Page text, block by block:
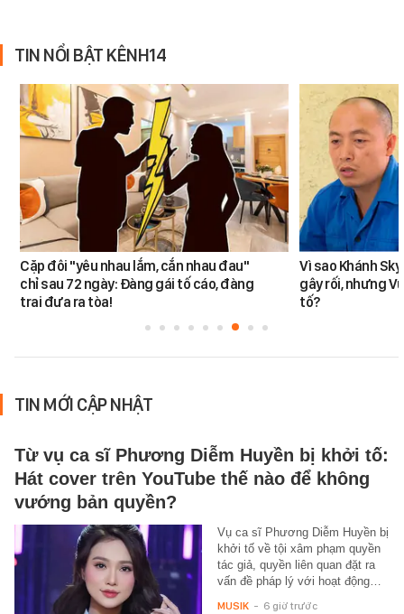
TIN NỔI BẬT KÊNH14
Cặp đôi "yêu nhau lắm, cắn nhau đau"
chỉ sau 72 ngày: Đàng gái tố cáo, đàng
trai đưa ra tòa!
Vì sao Khánh
gây rối, nhưng
tố?
TIN MỚI CẬP NHẬT
Từ vụ ca sĩ Phương Diễm Huyền bị khởi tố:
Hát cover trên YouTube thế nào để không
vướng bản quyền?
Vụ ca sĩ Phương Diễm Huyền bị
khởi tố về tội xâm phạm quyền
tác giả, quyền liên quan đặt ra
vấn đề pháp lý với hoạt động…
MUSIK - 6 giờ trước